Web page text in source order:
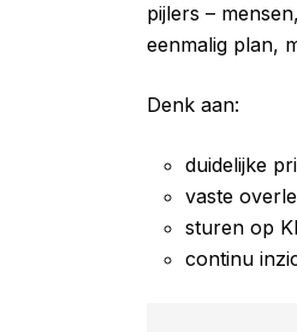
pijlers –
eenmalig plan,
Denk aan:
duidelijke
vaste
sturen op
continu